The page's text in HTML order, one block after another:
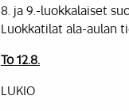
8. ja 9.-luokkalaiset
Luokkatilat ala-aulan
To 12.8.
LUKIO